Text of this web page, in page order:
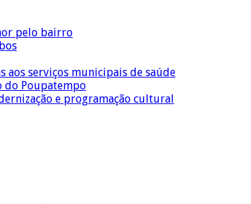
pelo bairro
aos serviços municipais de saúde
do Poupatempo
e programação cultural